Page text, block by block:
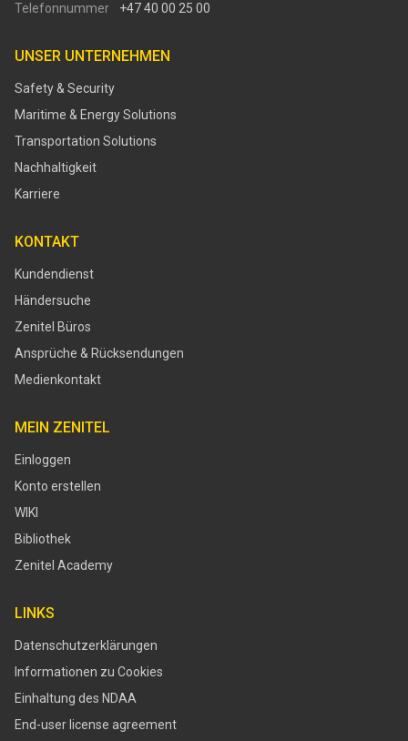
Telefonnummer +47 40 00 25 00
UNSER UNTERNEHMEN
Safety & Security
Maritime & Energy Solutions
Transportation Solutions
Nachhaltigkeit
Karriere
KONTAKT
Kundendienst
Händersuche
Zenitel Büros
Ansprüche & Rücksendungen
Medienkontakt
MEIN ZENITEL
Einloggen
Konto erstellen
WIKI
Bibliothek
Zenitel Academy
LINKS
Datenschutzerklärungen
Informationen zu Cookies
Einhaltung des NDAA
End-user license agreement